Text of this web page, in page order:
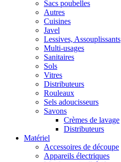
Sacs poubelles
Autres
Cuisines
Javel
Lessives, Assouplissants
Multi-usages
Sanitaires
Sols
Vitres
Distributeurs
Rouleaux
Sels adoucisseurs
Savons
Crèmes de lavage
Distributeurs
Matériel
Accessoires de découpe
Appareils électriques